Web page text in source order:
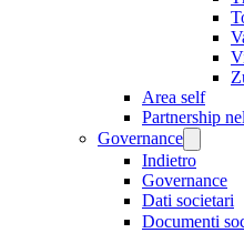
Area self
Partnership
Governance
Indietro
Governance
Dati societari
Documenti